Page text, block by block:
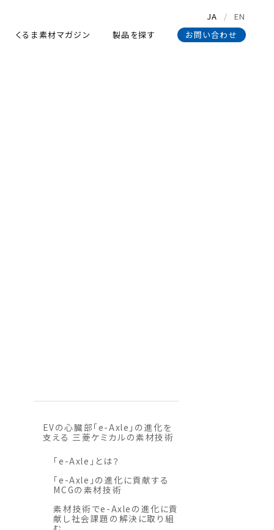
JA
EN
くるま素材マガジン 製品を探す お問い合わせ
EVの心臓部「e-Axle」の進化を
支える 三菱ケミカルの素材技術
「e-Axle」とは？
「e-Axle」の進化に貢献する
MCGの素材技術
素材技術でe-Axleの進化に貢
献し社会課題の解決に取り組